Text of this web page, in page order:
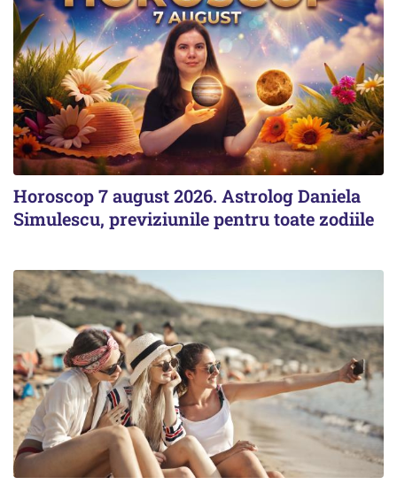
Horoscop 7 august 2026. Astrolog Daniela
Simulescu, previziunile pentru toate zodiile